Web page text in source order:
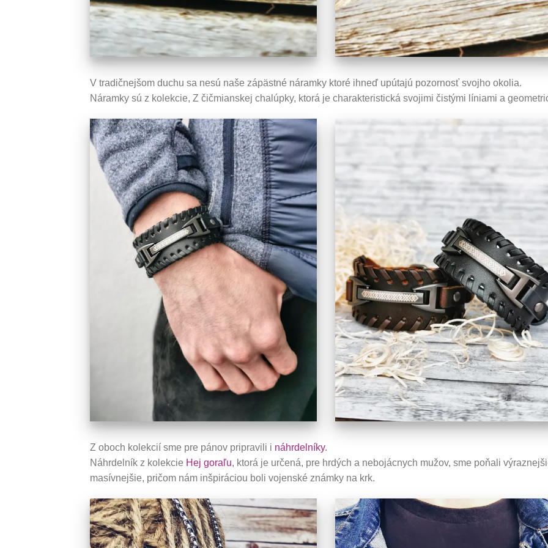
V tradičnejšom duchu sa nesú naše zápästné náramky ktoré ihneď upútajú pozornosť svojho okolia.
Náramky sú z kolekcie, Z čičmianskej chalúpky, ktorá je charakteristická svojimi čistými líniami a
Z oboch kolekcií sme pre pánov pripravili i náhrdelníky.
Náhrdelník z kolekcie Hej goraľu, ktorá je určená, pre hrdých a nebojácnych mužov, sme poňali
masívnejšie, pričom nám inšpiráciou boli vojenské známky na krk.